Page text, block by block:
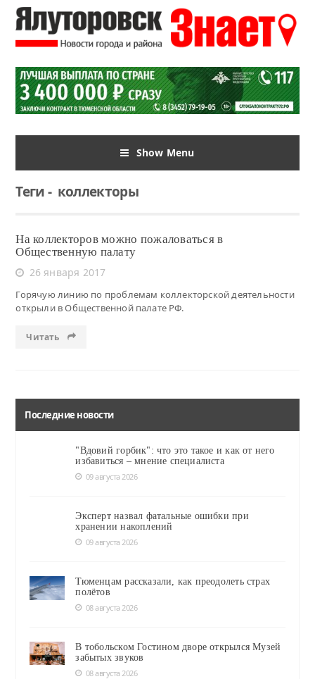
Show Menu
Теги-коллекторы
На коллекторов можно пожаловаться в
Общественную палату
26 января 2017
Горячую линию по проблемам коллекторской деятельности
открыли в Общественной палате РФ.
Читать
Последние новости
"Вдовий горбик": что это такое и как от него
избавиться – мнение специалиста
09 августа 2026
Эксперт назвал фатальные ошибки при
хранении накоплений
09 августа 2026
Тюменцам рассказали, как преодолеть страх
полётов
08 августа 2026
В тобольском Гостином дворе открылся Музей
забытых звуков
08 августа 2026